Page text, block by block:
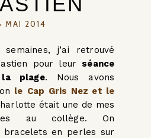
MAI 2014
j’ai retrouvé
pour leur séance
la plage. Nous avons
le Cap Gris Nez et le
était une de mes
au collège. On
bracelets en perles sur